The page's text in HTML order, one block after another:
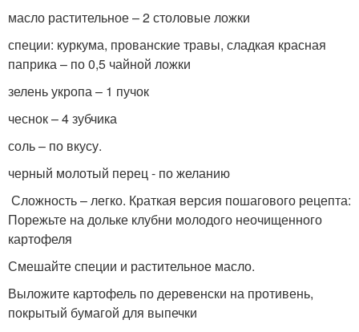
масло растительное – 2 столовые ложки
специи: куркума, прованские травы, сладкая красная
паприка – по 0,5 чайной ложки
зелень укропа – 1 пучок
чеснок – 4 зубчика
соль – по вкусу.
черный молотый перец - по желанию
Сложность – легко. Краткая версия пошагового рецепта:
Порежьте на дольке клубни молодого неочищенного
картофеля
Смешайте специи и растительное масло.
Выложите картофель по деревенски на противень,
покрытый бумагой для выпечки